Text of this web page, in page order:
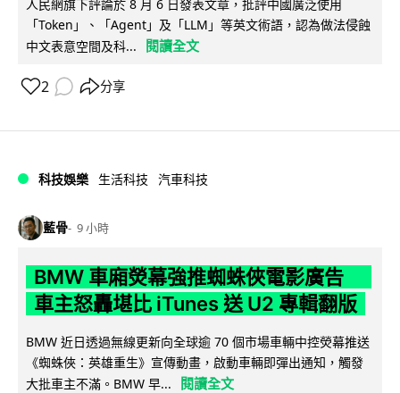
人民網旗下評論於 8 月 6 日發表文章，批評中國廣泛使用
「Token」、「Agent」及「LLM」等英文術語，認為做法侵蝕
中文表意空間及科...
閱讀全文
2 分享
科技娛樂 生活科技 汽車科技
藍骨 9 小時
BMW 車廂熒幕強推蜘蛛俠電影廣告
車主怒轟堪比 iTunes 送 U2 專輯翻版
BMW 近日透過無線更新向全球逾 70 個市場車輛中控熒幕推送
《蜘蛛俠：英雄重生》宣傳動畫，啟動車輛即彈出通知，觸發
大批車主不滿。BMW 早...
閱讀全文